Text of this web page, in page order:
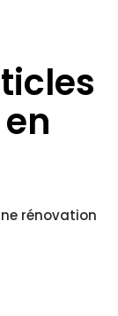
rénovation